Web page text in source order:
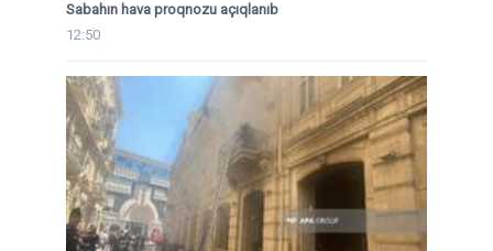
Sabahın hava proqnozu açıqlanıb
12:50